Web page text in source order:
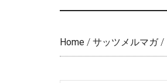
Home / サッツメルマガ /